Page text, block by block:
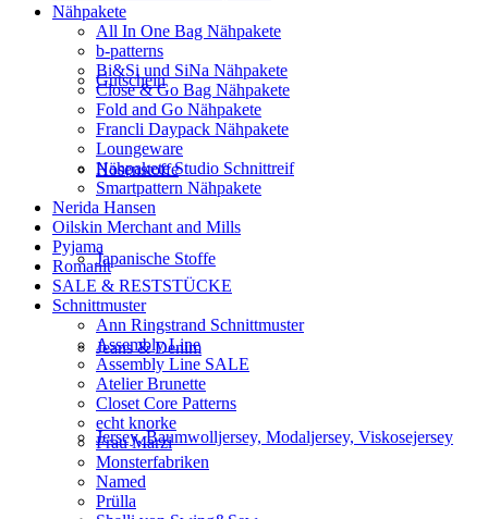
Gutschein
Hosenstoffe
Japanische Stoffe
Jeans & Denim
Jersey, Baumwolljersey, Modaljersey, Viskosejersey
Nähpakete
All In One Bag Nähpakete
b-patterns
Bi&Si und SiNa Nähpakete
Close & Go Bag Nähpakete
Fold and Go Nähpakete
Francli Daypack Nähpakete
Loungeware
Nähpakete Studio Schnittreif
Smartpattern Nähpakete
Nerida Hansen
Oilskin Merchant and Mills
Pyjama
Romanit
SALE & RESTSTÜCKE
Schnittmuster
Ann Ringstrand Schnittmuster
Assembly Line
Assembly Line SALE
Atelier Brunette
Closet Core Patterns
echt knorke
Frau Marzi
Monsterfabriken
Named
Prülla